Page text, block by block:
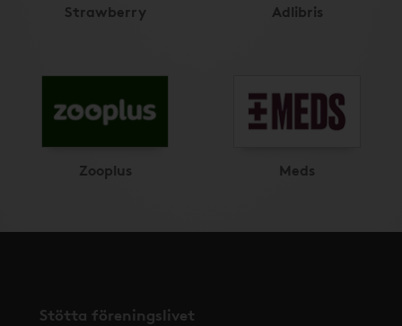
Strawberry Adlibris
Zooplus Meds
Stötta föreningslivet